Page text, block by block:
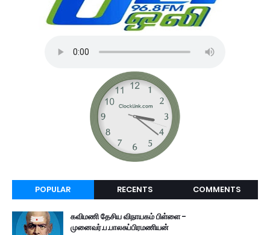
POPULAR RECENTS COMMENTS
கவிமணி தேசிய விநாயகம் பிள்ளை -
முனைவர்.ப.பாலசுப்பிரமணியன்